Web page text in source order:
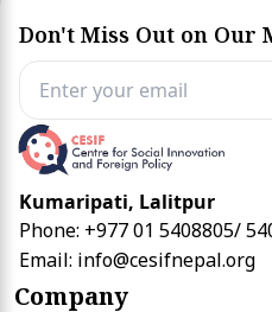
Don't Miss Out on Our
Kumaripati, Lalitpur
Phone: +977 01 5408805/
Email: info@cesifnepal.org
Company